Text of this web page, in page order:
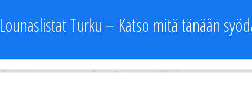
Lounaslistat Turku – Katso mitä tänään